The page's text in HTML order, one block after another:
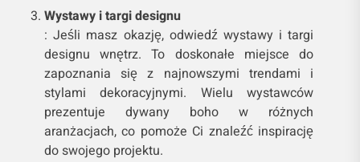
Wystawy i targi designu
: Jeśli masz okazję, odwiedź wystawy i targi
designu wnętrz. To doskonałe miejsce do
zapoznania się z najnowszymi trendami i
stylami dekoracyjnymi. Wielu wystawców
prezentuje dywany boho w różnych
aranżacjach, co pomoże Ci znaleźć inspirację
do swojego projektu.